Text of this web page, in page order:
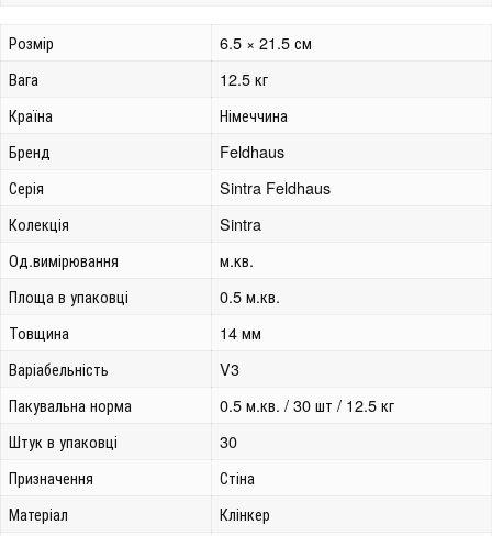
Розмір
6.5 × 21.5 см
Вага
12.5 кг
Країна
Німеччина
Бренд
Feldhaus
Серія
Sintra Feldhaus
Колекція
Sintra
Од.вимірювання
м.кв.
Площа в упаковці
0.5 м.кв.
Товщина
14 мм
Варіабельність
V3
Пакувальна норма
0.5 м.кв. / 30 шт / 12.5 кг
Штук в упаковці
30
Призначення
Стіна
Матеріал
Клінкер